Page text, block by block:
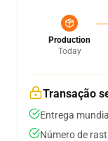
Production
Today
Transação
Entrega
Número de